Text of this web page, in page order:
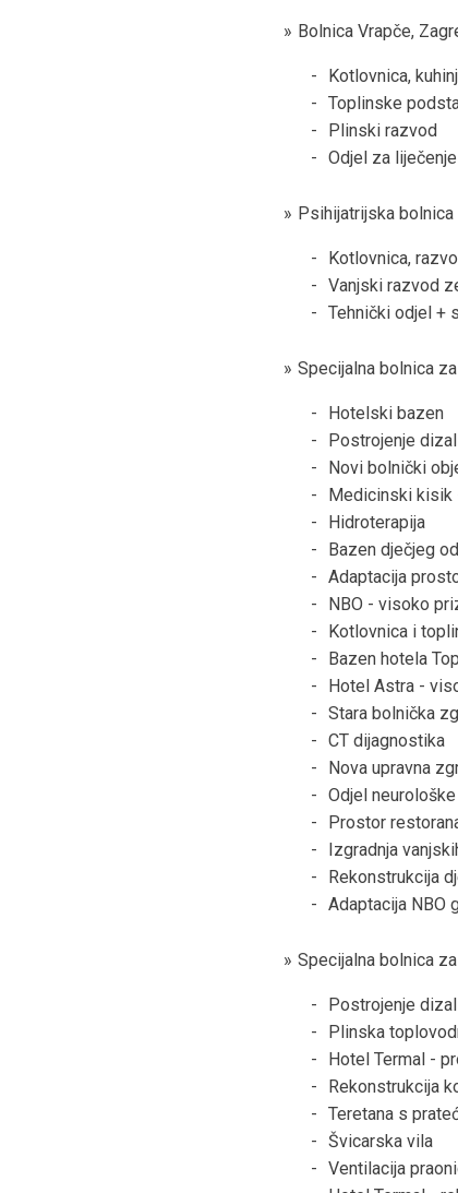
Bolnica Vrapče,
Kotlovnica,
Toplinske
Plinski razvod
Odjel za
Psihijatrijska bolnica
Kotlovnica,
Vanjski razvod
Tehnički odjel +
Specijalna bolnica
Hotelski bazen
Postrojenje
Novi bolnički
Medicinski kisik
Hidroterapija
Bazen dječjeg
Adaptacija
NBO - visoko
Kotlovnica i
Bazen hotela
Hotel Astra -
Stara bolnička
CT dijagnostika
Nova upravna
Odjel
Prostor
Izgradnja
Rekonstrukcija
Adaptacija NBO
Specijalna bolnica
Postrojenje
Plinska
Hotel Termal -
Rekonstrukcija
Teretana s
Švicarska vila
Ventilacija